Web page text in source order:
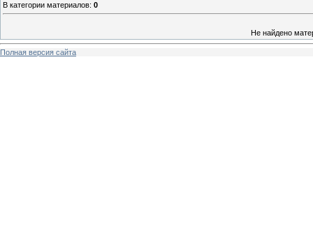
В категории материалов: 0
Не найдено
Полная версия сайта